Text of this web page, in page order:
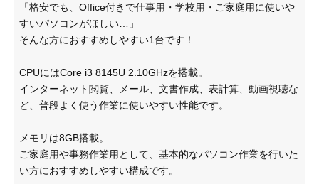
「格安でも、Office付きで仕事用・学校用・ご家庭用に使いや
すいパソコンがほしい…」
そんな方におすすめしやすい1台です！
CPUにはCore i3 8145U 2.10GHzを搭載。
インターネット閲覧、メール、文書作成、表計算、動画視聴な
ど、普段よく使う作業に使いやすい性能です。
メモリは8GB搭載。
ご家庭用や事務作業用として、基本的なパソコン作業を行いた
い方におすすめしやすい構成です。